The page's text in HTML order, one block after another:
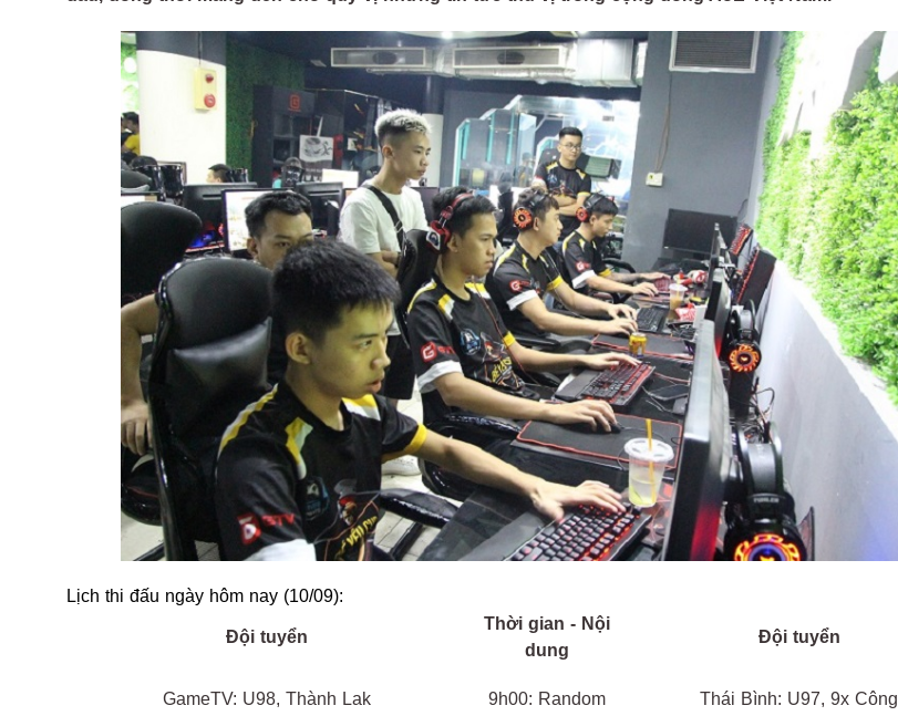
Lịch thi đấu ngày hôm nay (10/09):
Đội tuyển
Thời gian - Nội
dung
Đội tuyển
GameTV: U98, Thành Lak 9h00: Random Thái Bình: U97, 9x Công